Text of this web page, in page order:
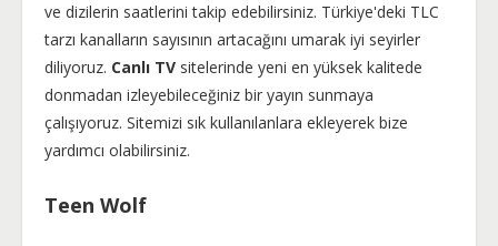
ve dizilerin saatlerini takip edebilirsiniz. Türkiye'deki TLC
tarzı kanalların sayısının artacağını umarak iyi seyirler
diliyoruz. Canlı TV sitelerinde yeni en yüksek kalitede
donmadan izleyebileceğiniz bir yayın sunmaya
çalışıyoruz. Sitemizi sık kullanılanlara ekleyerek bize
yardımcı olabilirsiniz.
Teen Wolf